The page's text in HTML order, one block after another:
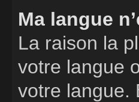
Ma langue
La raison la
votre langue
votre langue.